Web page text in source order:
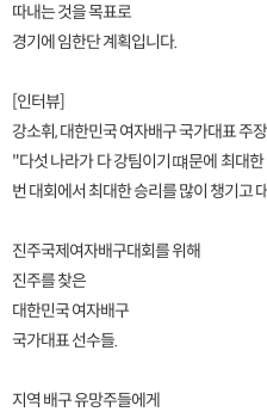
따내는 것을 목표로
경기에 임한단 계획입니다.
[인터뷰]
강소휘, 대한민국 여자배구 국가대표 주장
"다섯 나라가 다 강팀이기 떄문에 최대
번 대회에서 최대한 승리를 많이 챙기고
진주국제여자배구대회를 위해
진주를 찾은
대한민국 여자배구
국가대표 선수들.
지역 배구 유망주들에게